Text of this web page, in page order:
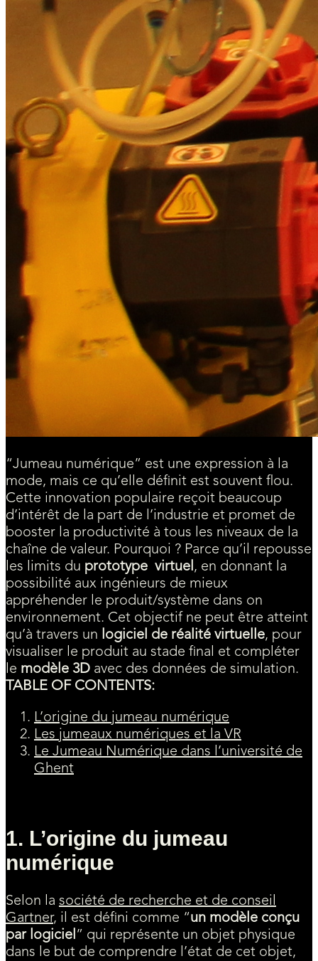
“Jumeau numérique” est une expression à la
mode, mais ce qu’elle définit est souvent flou.
Cette innovation populaire reçoit beaucoup
d’intérêt de la part de l’industrie et promet de
booster la productivité à tous les niveaux de la
chaîne de valeur. Pourquoi ? Parce qu’il repousse
les limits du prototype virtuel, en donnant la
possibilité aux ingénieurs de mieux
appréhender le produit/système dans on
environnement. Cet objectif ne peut être atteint
qu’à travers un logiciel de réalité virtuelle, pour
visualiser le produit au stade final et compléter
le modèle 3D avec des données de simulation.
TABLE OF CONTENTS:
L’origine du jumeau numérique
Les jumeaux numériques et la VR
Le Jumeau Numérique dans l’université de
Ghent
1. L’origine du jumeau
numérique
Selon la société de recherche et de conseil
Gartner, il est défini comme “un modèle conçu
par logiciel ” qui représente un objet physique
dans le but de comprendre l’état de cet objet,